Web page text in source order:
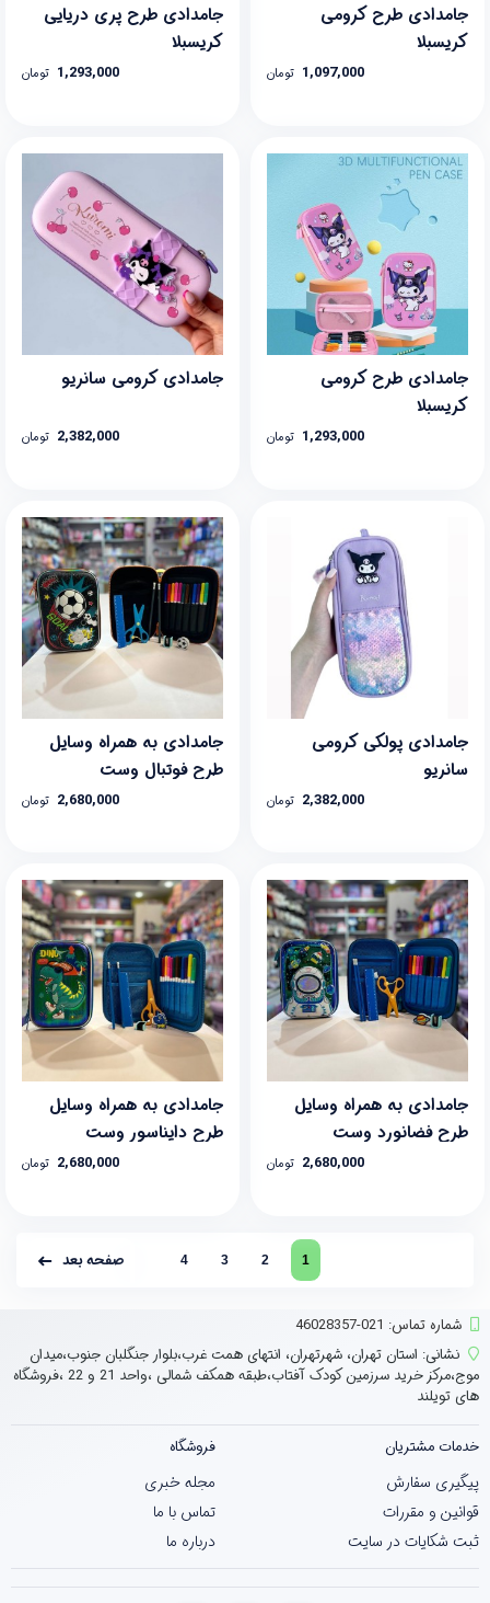
جامدادی طرح کرومی
کریسبلا
1,097,000 تومان
جامدادی طرح پری دریایی
کریسبلا
1,293,000 تومان
جامدادی طرح کرومی
کریسبلا
1,293,000 تومان
جامدادی کرومی سانریو
2,382,000 تومان
جامدادی پولکی کرومی
سانریو
2,382,000 تومان
جامدادی به همراه وسایل
طرح فوتبال وست
2,680,000 تومان
جامدادی به همراه وسایل
طرح فضانورد وست
2,680,000 تومان
جامدادی به همراه وسایل
طرح دایناسور وست
2,680,000 تومان
1
2
3
4 صفحه بعد
شماره تماس‌: 021-46028357
نشانی: استان تهران، شهرتهران، انتهای همت غرب،بلوار جنگلبان جنوب،میدان
موج،مرکز خرید سرزمین کودک آفتاب،طبقه همکف شمالی ،واحد 21 و 22 ،فروشگاه
های تویلند
خدمات مشتریان
پیگیری سفارش
قوانین و مقررات
ثبت شکایات در سایت
فروشگاه
مجله خبری
تماس با ما
درباره ما